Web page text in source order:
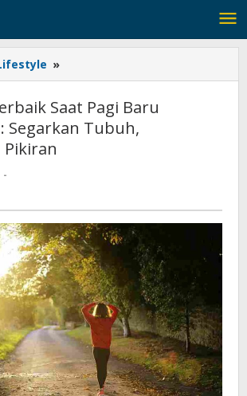
»
Terbaik
Pagi
Baru
Pikiran
Saat Pagi Baru
Segarkan Tubuh,
oleh
-